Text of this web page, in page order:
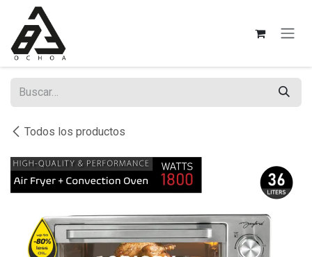
Ir al contenido
Todos los productos